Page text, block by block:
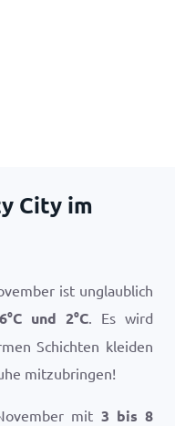
City im
ist unglaublich
°C und 2°C. Es wird
Schichten kleiden
mitzubringen!
mit 3 bis 8